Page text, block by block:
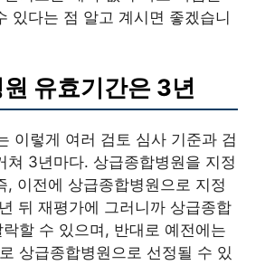
있다는 점 알고 계시면 좋겠습니
유효기간은 3년
이렇게 여러 검토 심사 기준과 검
쳐 3년마다. 상급종합병원을 지정
, 이전에 상급종합병원으로 지정
뒤 재평가에 그러니까 상급종합
할 수 있으며, 반대로 예전에는
상급종합병원으로 선정될 수 있